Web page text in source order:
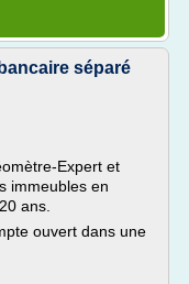
séparé
Expert et
immeubles en
ans.
ouvert dans une